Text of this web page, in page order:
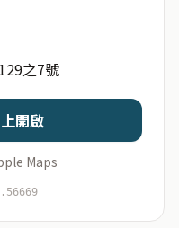
時辰
，不會儲存於伺服器
之7號
開啟
Maps